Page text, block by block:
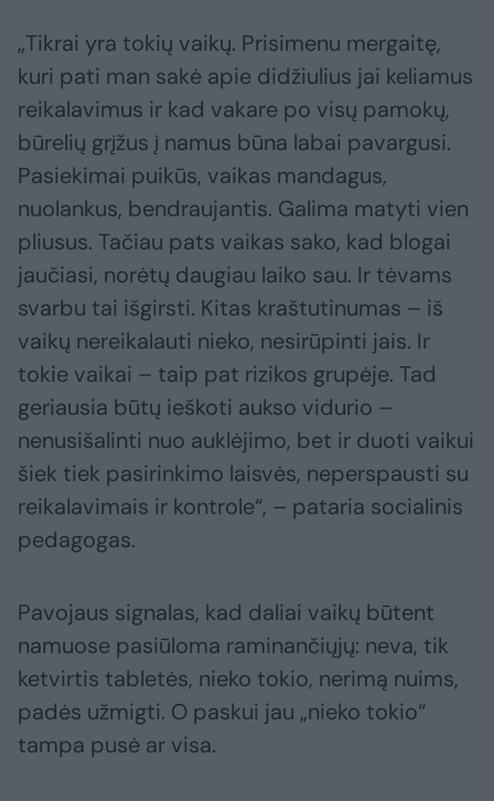
„Tikrai yra tokių vaikų. Prisimenu mergaitę,
kuri pati man sakė apie didžiulius jai keliamus
reikalavimus ir kad vakare po visų pamokų,
būrelių grįžus į namus būna labai pavargusi.
Pasiekimai puikūs, vaikas mandagus,
nuolankus, bendraujantis. Galima matyti vien
pliusus. Tačiau pats vaikas sako, kad blogai
jaučiasi, norėtų daugiau laiko sau. Ir tėvams
svarbu tai išgirsti. Kitas kraštutinumas – iš
vaikų nereikalauti nieko, nesirūpinti jais. Ir
tokie vaikai – taip pat rizikos grupėje. Tad
geriausia būtų ieškoti aukso vidurio –
nenusišalinti nuo auklėjimo, bet ir duoti vaikui
šiek tiek pasirinkimo laisvės, neperspausti su
reikalavimais ir kontrole“, – pataria socialinis
pedagogas.
Pavojaus signalas, kad daliai vaikų būtent
namuose pasiūloma raminančiųjų: neva, tik
ketvirtis tabletės, nieko tokio, nerimą nuims,
padės užmigti. O paskui jau „nieko tokio“
tampa pusė ar visa.